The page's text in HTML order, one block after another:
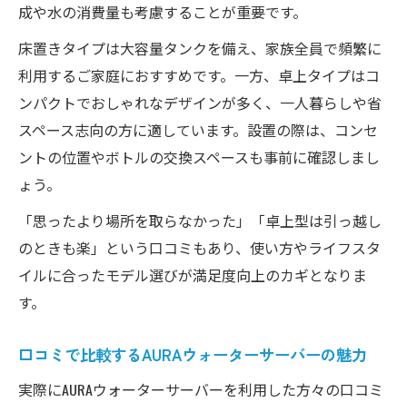
成や水の消費量も考慮することが重要です。
床置きタイプは大容量タンクを備え、家族全員で頻繁に
利用するご家庭におすすめです。一方、卓上タイプはコ
ンパクトでおしゃれなデザインが多く、一人暮らしや省
スペース志向の方に適しています。設置の際は、コンセ
ントの位置やボトルの交換スペースも事前に確認しまし
ょう。
「思ったより場所を取らなかった」「卓上型は引っ越し
のときも楽」という口コミもあり、使い方やライフスタ
イルに合ったモデル選びが満足度向上のカギとなりま
す。
口コミで比較するAURAウォーターサーバーの魅力
実際にAURAウォーターサーバーを利用した方々の口コミ